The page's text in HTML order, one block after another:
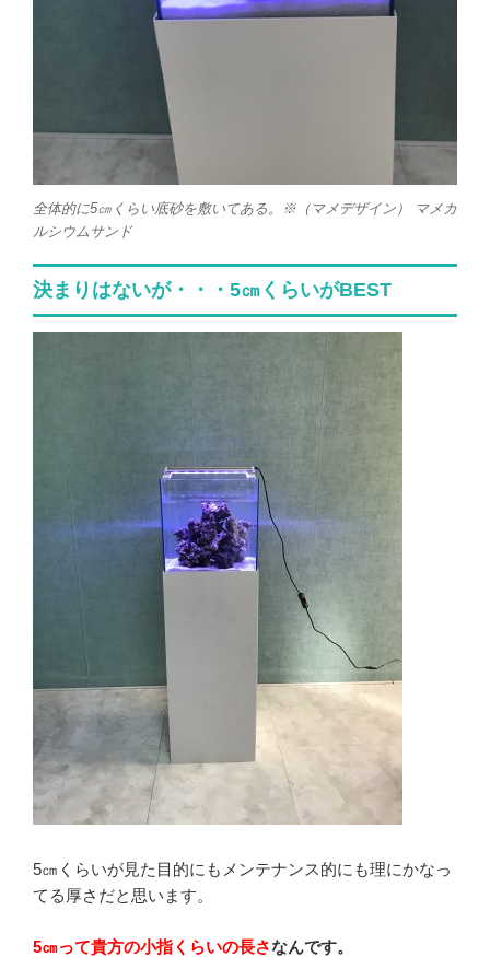
全体的に5㎝くらい底砂を敷いてある。※（マメデザイン） マメカ
ルシウムサンド
決まりはないが・・・5㎝くらいがBEST
5㎝くらいが見た目的にもメンテナンス的にも理にかなっ
てる厚さだと思います。
5㎝って貴方の小指くらいの長さなんです。